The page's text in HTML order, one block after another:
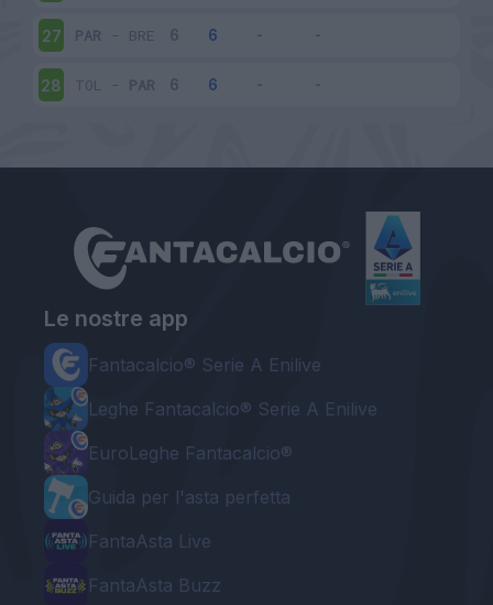
27 PAR - BRE
28 TOL - PAR
Le nostre app
Fantacalcio® Serie A Enilive
Leghe Fantacalcio® Serie A Enilive
EuroLeghe Fantacalcio®
Guida per l'asta perfetta
FantaAsta Live
FantaAsta Buzz